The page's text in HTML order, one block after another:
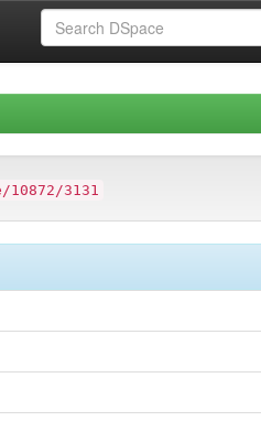
3131